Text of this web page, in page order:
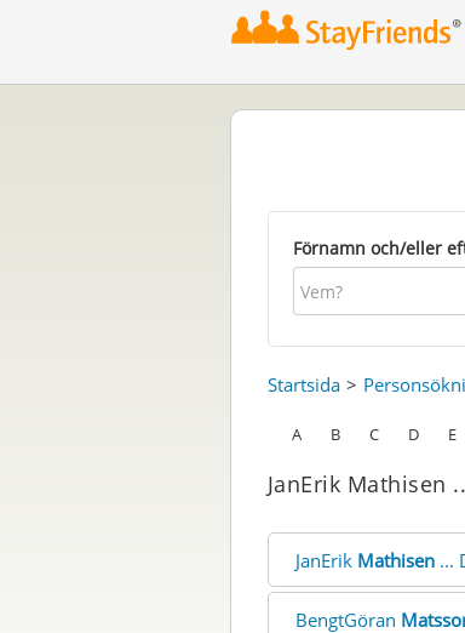
Förnamn och/eller
Startsida
A B C D E
JanErik Mathisen
JanErik Mathisen...
BengtGöran